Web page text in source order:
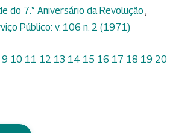
do 7.° Aniversário da Revolução
Público: v. 106 n. 2 (1971)
9 10 11 12 13 14 15 16 17 18 19 20